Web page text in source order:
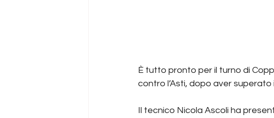
È tutto pronto per il turno di
contro l’Asti, dopo aver
Il tecnico Nicola Ascoli ha